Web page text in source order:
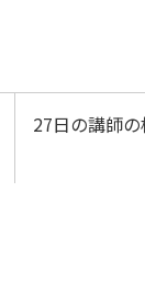
27日の講師